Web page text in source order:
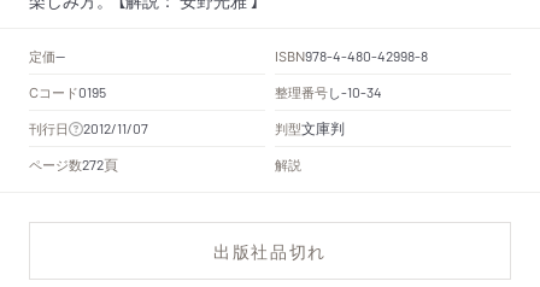
定価-- ISBN978-4-480-42998-8
Cコード0195 整理番号し-10-34
刊行日 2012/11/07 判型文庫判
ページ数272頁 解説
出版社品切れ